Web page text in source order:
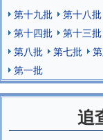
第十九批
第十八批
第十四批
第十三批
第八批
第七批
第一批
追